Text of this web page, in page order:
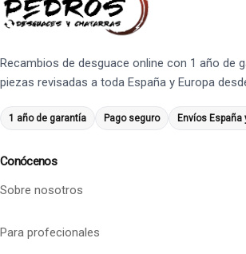
Recambios de desguace online con 1 año de
piezas revisadas a toda España y Europa
1 año de garantía Pago seguro Envíos España
Conócenos
Sobre nosotros
Para profecionales